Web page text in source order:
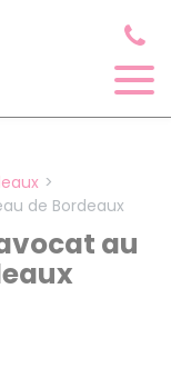
de Bordeaux
au